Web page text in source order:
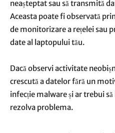
neașteptat sau să transmită
Aceasta poate fi observată
de monitorizare a rețelei sau
date al laptopului tău.
Dacă observi activitate
crescută a datelor fără un
infecție malware și ar trebui
rezolva problema.